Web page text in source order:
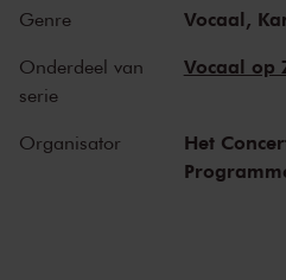
Magazine
. Zijn stem heeft een
hij al menig operaliefhebber heeft
subtiel muziek van zijn
Van Villa-Lobos tot
Genre Vocaal,
Onderdeel van
serie
Vocaal op
Organisator
Het